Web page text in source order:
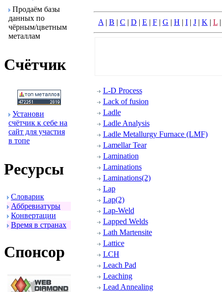
Пpодаём базы
данных по
чёpным/цветным
металлам
Счётчик
Установи
счётчик к себе на
сайт для участия
в топе
Ресуpсы
Словаpик
Аббpевиатуpы
Конвеpтации
Вpемя в стpанах
Спонсоp
A | B | C | D | E | F | G | H | I | J | K | L
L-D Process
Lack of fusion
Ladle
Ladle Analysis
Ladle Metallurgy Furnace (LMF)
Lamellar Tear
Lamination
Laminations
Laminations(2)
Lap
Lap(2)
Lap-Weld
Lapped Welds
Lath Martensite
Lattice
LCH
Leach Pad
Leaching
Lead Annealing